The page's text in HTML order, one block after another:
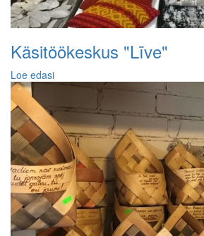
Käsitöökeskus "Līve"
Loe edasi